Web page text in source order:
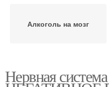
Алкоголь на мозг
Алкоголь на психику
Нервная